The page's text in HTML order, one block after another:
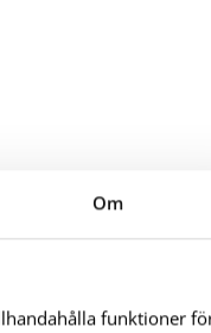
Om
funktioner